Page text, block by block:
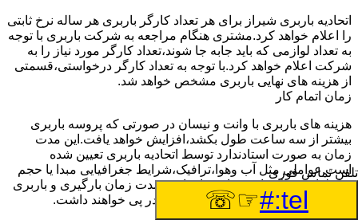
اتحادیه باربری شیراز برای هر تعداد کارگر باربری هر ساله نرخ ثابتی
را اعلام خواهد کرد.مشتری هنگام مراجعه به شرکت باربری با توجه
به تعداد لوازمی که باید جابه جا شوند،تعداد کارگر مورد نیاز را به
شرکت اعلام خواهد کرد.با توجه به تعداد کارگر درخواستی،قسمتی
از هزینه های نهایی باربری مشخص خواهد شد.
زمان اتمام کار
هزینه های باربری با وانت و نیسان در صورتی که پروسه باربری
بیشتر از سه ساعت طول بکشد،افزایش خواهد یافت.این مدت
زمان به صورت استادندارد توسط اتحادیه باربری تعیین شده
است.عواملی مثل آب وهوا،ترافیک،شرایط جغرافیایی مبدا یا حجم
زیاد لوازم ممکن است باعث افزایش مدت زمان بارگیری و باربری
شوند که افزایش هزینه های باربری را در پی خواهند داشت.
تعداد طبقات ساختمان مبدا و مقصد
تلفن تماس فوری
tel:#
☞☏